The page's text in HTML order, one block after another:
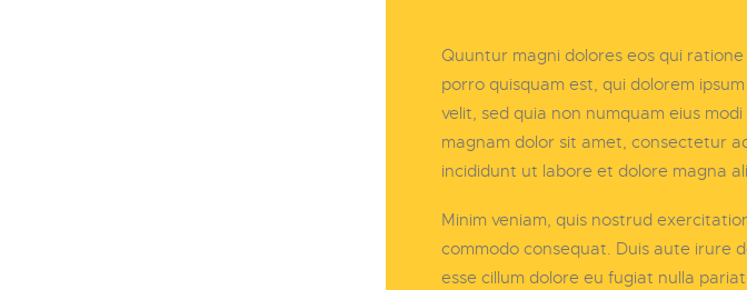
Quuntur magni dolores eos qui
porro quisquam est, qui dolorem
velit, sed quia non numquam eius
magnam dolor sit amet, consectetur
incididunt ut labore et dolore magna
Minim veniam, quis nostrud
commodo consequat. Duis aute irure
esse cillum dolore eu fugiat nulla